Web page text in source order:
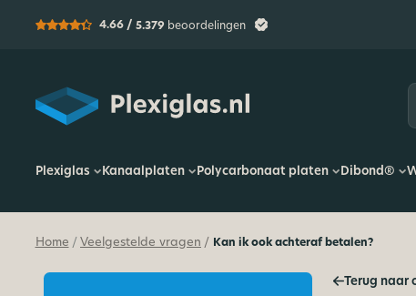
4.66 / 5.379 beoordelingen
Plexiglas
Plexiglas Kanaalplaten Polycarbonaat platen Dibond®
Home / Veelgestelde vragen / Kan ik ook achteraf betalen?
Terug naar